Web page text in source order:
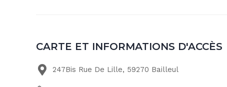
CARTE ET INFORMATIONS D'ACCÈS
247Bis Rue De Lille, 59270 Bailleul